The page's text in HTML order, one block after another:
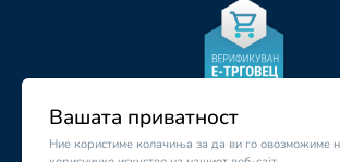
Вашата приватност
Ние користиме колачиња за да ви го овозможиме